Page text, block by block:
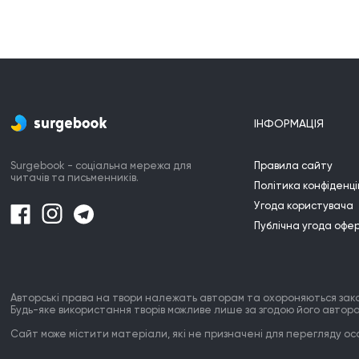
Surgebook - соціальна мережа для
читачів та письменників.
ІНФОРМАЦІЯ
Правила сайту
Політика
Угода користувача
Публічна угода
Авторські права на твори належать авторам та охороняються
Будь-яке використання творів можливе лише за згодою його
Сайт може містити матеріали, які не призначені для перегляду